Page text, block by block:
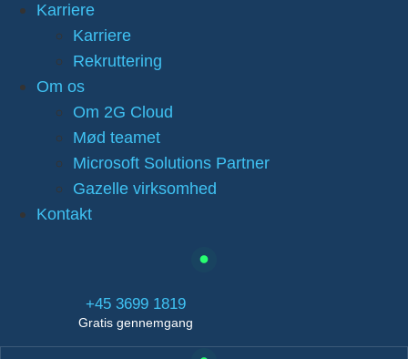
Karriere
Karriere
Rekruttering
Om os
Om 2G Cloud
Mød teamet
Microsoft Solutions Partner
Gazelle virksomhed
Kontakt
+45 3699 1819
Gratis gennemgang